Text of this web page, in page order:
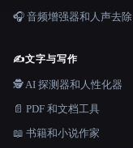
🎧 音频增强器和人声去除
✍️文字与写作
🕵️ AI 探测器和人性化器
📄 PDF 和文档工具
📖 书籍和小说作家